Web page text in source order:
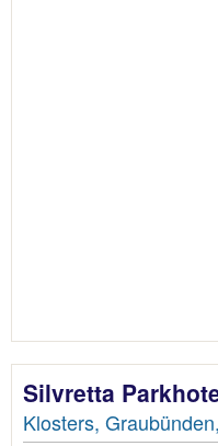
Silvretta
Klosters,